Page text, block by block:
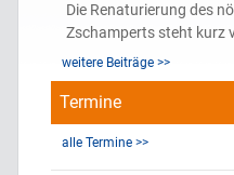
Die Renaturierung des
Zschamperts steht kurz
weitere Beiträge >>
Termine
alle Termine >>